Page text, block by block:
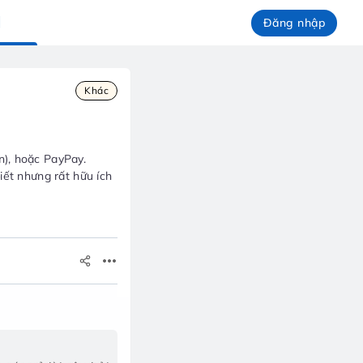
Đăng nhập
Khác
hoặc PayPay.
nhưng rất hữu ích